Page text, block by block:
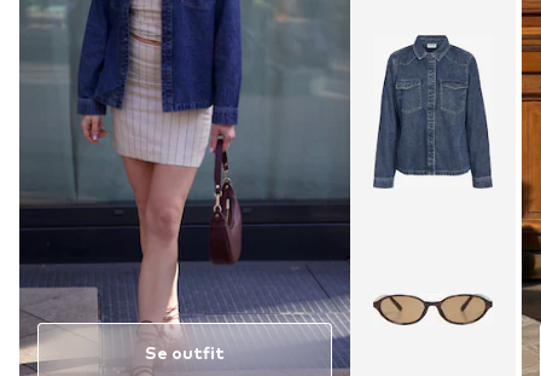
Se outfit